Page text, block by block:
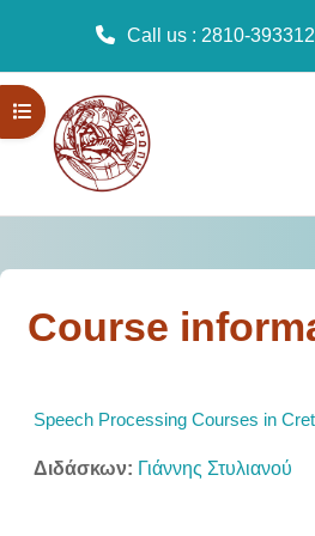
Skip to main content
Call us : 2810-393312
Open course index
Course
Speech Processing Courses in
Διδάσκων: Γιάννης Στυλιανού